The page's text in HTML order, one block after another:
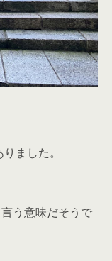
ました。
う意味だそうで